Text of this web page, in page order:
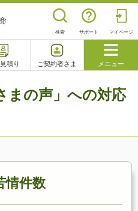
検索 サポート マイページ
積り ご契約者さま メニュー
閉じる
まの声」への対応
情件数